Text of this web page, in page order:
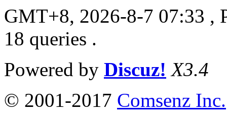
GMT+8, 2026-8-7 07:33 ,
18 queries .
Powered by Discuz! X3.4
© 2001-2017 Comsenz Inc.